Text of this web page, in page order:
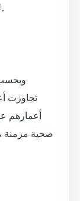
لمركز السيطرة على الأمراض والوقاية منها.
تجاوزت
أعمارهم
صحية مزمنة